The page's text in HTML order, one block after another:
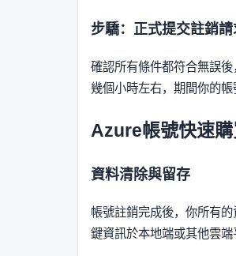
步驕：正式提交註銷請
確認所有條件都符合無誤
幾個小時左右，期間你的帳
Azure帳號快速購
資料清除與留存
帳號註銷完成後，你所有
鍵資訊於本地端或其他雲端